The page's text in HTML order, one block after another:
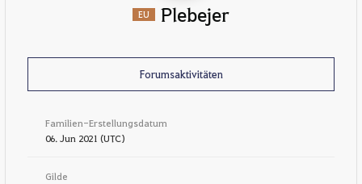
EU Plebejer
Forumsaktivitäten
Familien-Erstellungsdatum
06. Jun 2021 (UTC)
Gilde